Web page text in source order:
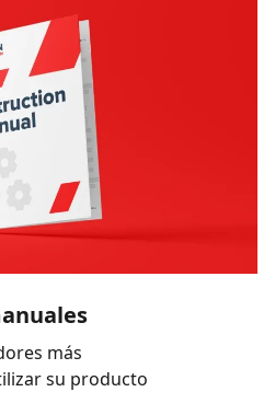
más
su producto